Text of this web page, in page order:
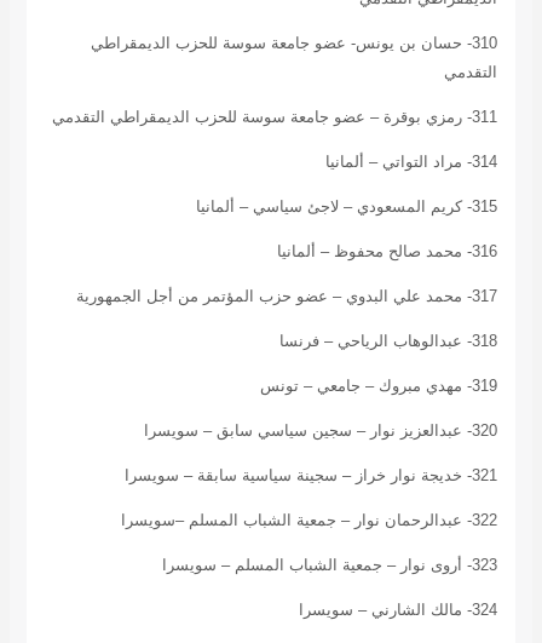
310- حسان بن يونس- عضو جامعة سوسة للحزب الديمقراطي
التقدمي
311- رمزي بوقرة – عضو جامعة سوسة للحزب الديمقراطي التقدمي
314- مراد التواتي – ألمانيا
315- كريم المسعودي – لاجئ سياسي – ألمانيا
316- محمد صالح محفوظ – ألمانيا
317- محمد علي البدوي – عضو حزب المؤتمر من أجل الجمهورية
318- عبدالوهاب الرياحي – فرنسا
319- مهدي مبروك – جامعي – تونس
320- عبدالعزيز نوار – سجين سياسي سابق – سويسرا
321- خديجة نوار خراز – سجينة سياسية سابقة – سويسرا
322- عبدالرحمان نوار – جمعية الشباب المسلم –سويسرا
323- أروى نوار – جمعية الشباب المسلم – سويسرا
324- مالك الشارني – سويسرا